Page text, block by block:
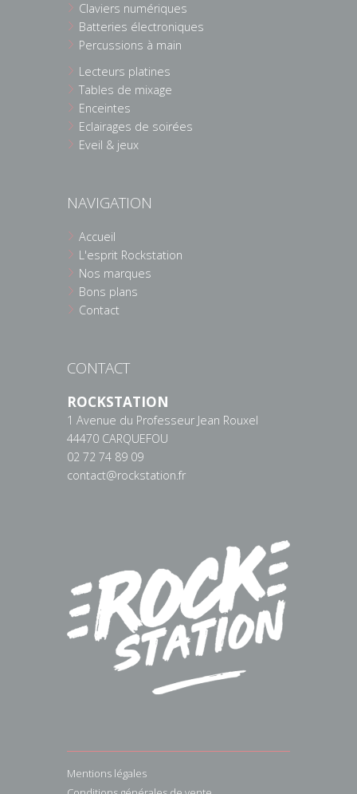
Claviers numériques
Batteries électroniques
Percussions à main
Lecteurs platines
Tables de mixage
Enceintes
Eclairages de soirées
Eveil & jeux
NAVIGATION
Accueil
L'esprit Rockstation
Nos marques
Bons plans
Contact
CONTACT
ROCKSTATION
1 Avenue du Professeur Jean Rouxel
44470 CARQUEFOU
02 72 74 89 09
contact@rockstation.fr
Mentions légales